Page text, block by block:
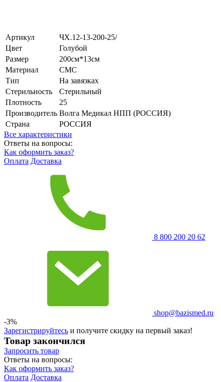
Артикул
ЧХ.12-13-200-25/
Цвет
Голубой
Размер
200см*13см
Материал
СМС
Тип
На завязках
Стерильность
Стерильный
Плотность
25
Производитель Волга Медикал НПП (РОССИЯ)
Страна
РОССИЯ
Все характеристики
Ответы на вопросы:
Как оформить заказ?
Оплата Доставка
8 800 200 20 62
shop@bazismed.ru
-3%
Зарегистрируйтесь и получите скидку на первый заказ!
Товар закончился
Запросить товар
Ответы на вопросы:
Как оформить заказ?
Оплата Доставка